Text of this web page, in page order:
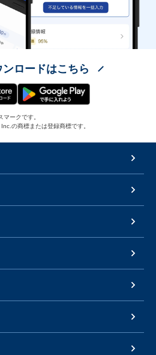
ロードはこちら
ークです。
の商標または登録商標です。